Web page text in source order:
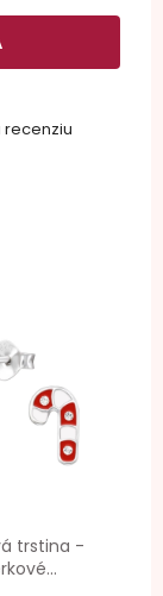
recenziu
trstina -